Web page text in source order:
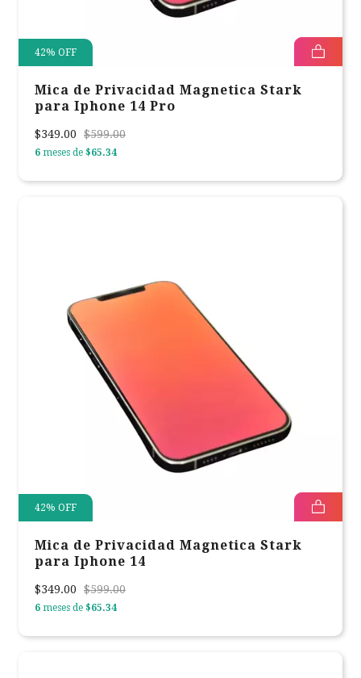
42% OFF
Mica de Privacidad Magnetica Stark
para Iphone 14 Pro
$349.00 $599.00
6 meses de $65.34
42% OFF
Mica de Privacidad Magnetica Stark
para Iphone 14
$349.00 $599.00
6 meses de $65.34